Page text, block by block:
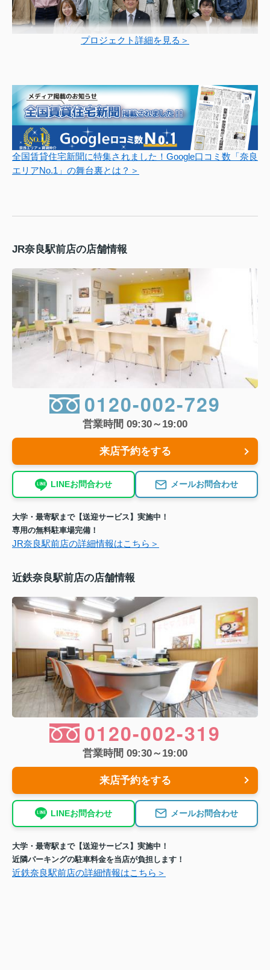
プロジェクト詳細を見る＞
全国賃貸住宅新聞に特集されました！Google口コミ数「奈良
エリアNo.1」の舞台裏とは？＞
JR奈良駅前店の店舗情報
0120-002-729
営業時間 09:30～19:00
来店予約をする
LINEお問合わせ メールお問合わせ
大学・最寄駅まで【送迎サービス】実施中！
専用の無料駐車場完備！
JR奈良駅前店の詳細情報はこちら＞
近鉄奈良駅前店の店舗情報
0120-002-319
営業時間 09:30～19:00
来店予約をする
LINEお問合わせ メールお問合わせ
大学・最寄駅まで【送迎サービス】実施中！
近隣パーキングの駐車料金を当店が負担します！
近鉄奈良駅前店の詳細情報はこちら＞